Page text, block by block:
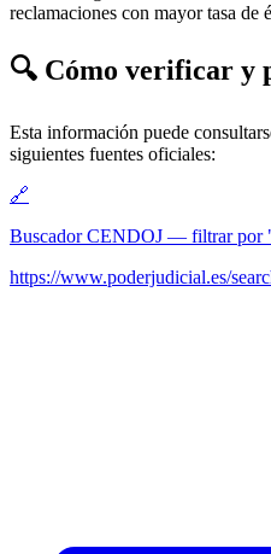
reclamaciones con mayor tasa de
🔍 Cómo verificar y
Esta información puede
siguientes fuentes oficiales:
🔗
Buscador CENDOJ — filtrar por
https://www.poderjudicial.es/